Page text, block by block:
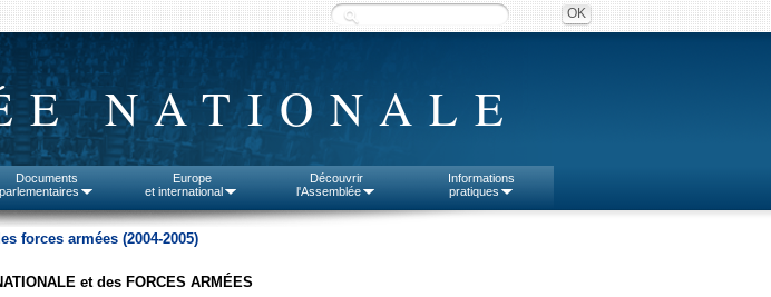
NATIONALE
Documents
parlementaires
Europe
et international
Découvrir
l'Assemblée
Informations
pratiques
forces armées (2004-2005)
et des FORCES ARMÉES